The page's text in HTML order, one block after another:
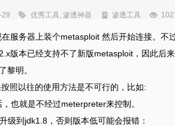
29 优秀工具, 渗透神器 渗透工具
服务器上装个metasploit 然后开始连接。不
版本已经支持不了新版metasploit，因此后
黎明。
照以往的使用方法是不可行的，比如:
也就是不经过meterpreter来控制。
级到jdk1.8，否则版本低可能会报错：